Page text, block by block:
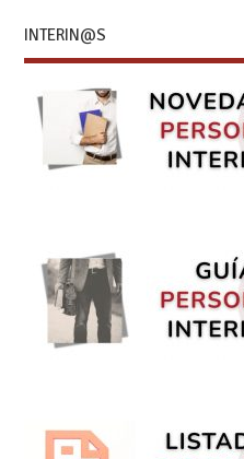
INTERIN@S